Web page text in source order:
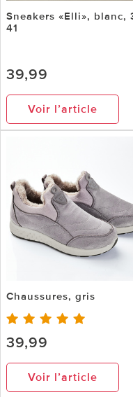
Sneakers «Elli», blanc,
41
39,99
Voir l’article
Chaussures, gris
39,99
Voir l’article